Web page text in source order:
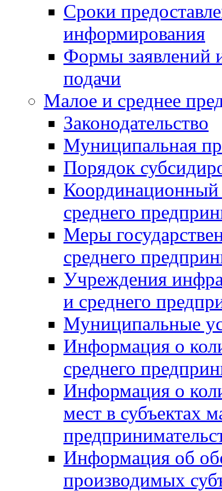
Сроки
информирования
Формы заявлений
подачи
Малое и среднее
Законодательство
Муниципальная
Порядок
Координационный
среднего
Меры
среднего
Учреждения
и среднего
Муниципальные
Информация о
среднего
Информация о
мест в субъектах
Информация об
производимых